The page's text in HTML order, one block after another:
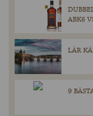
ABK6
LÄR
9